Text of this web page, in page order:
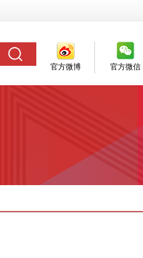
官方微博 官方微信